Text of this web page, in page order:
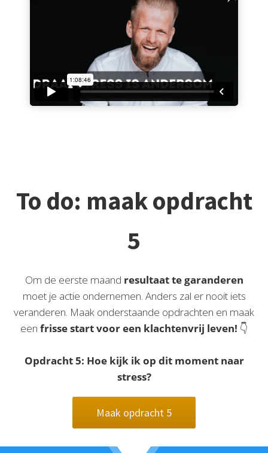
To do: maak opdracht
5
Om de eerste maand resultaat te garanderen
moet je actie ondernemen. Anders zal er nooit iets
veranderen. Maak onderstaande opdrachten en maak
een frisse start voor een klachtenvrij leven! 👇
Opdracht 5: Hoe kijk ik op dit moment naar
stress?
Maak opdracht 5